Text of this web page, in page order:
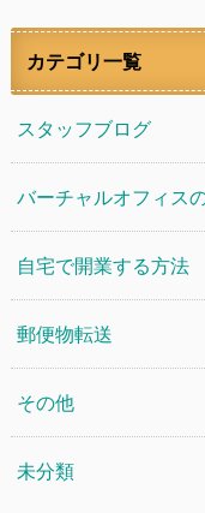
カテゴリ一覧
スタッフブログ
バーチャルオフィス
自宅で開業する方法
郵便物転送
その他
未分類